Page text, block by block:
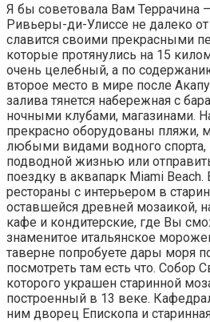
Я бы советовала Вам Террачина
Ривьеры-ди-Улиссе не далеко
славится своими прекрасными
которые протянулись на 15
очень целебный, а по
второе место в мире после
залива тянется набережная с
ночными клубами, магазинами.
прекрасно оборудованы пляжи,
любыми видами водного спорта,
подводной жизнью или
поездку в аквапарк Miami Beach.
рестораны с интерьером в
оставшейся древней мозаикой,
кафе и кондитерские, где Вы
знаменитое итальянское
таверне попробуете дары моря
посмотреть там есть что. Собор
которого украшен старинной
построенный в 13 веке.
ним дворец Епископа и